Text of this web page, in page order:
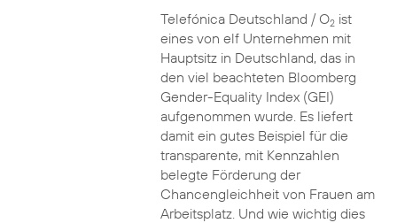
Telefónica Deutschland / O2ist
eines von elf Unternehmen mit
Hauptsitz in Deutschland, das in
den viel beachteten Bloomberg
Gender-Equality Index (GEI)
aufgenommen wurde. Es liefert
damit ein gutes Beispiel für die
transparente, mit Kennzahlen
belegte Förderung der
Chancengleichheit von Frauen am
Arbeitsplatz. Und wie wichtig dies